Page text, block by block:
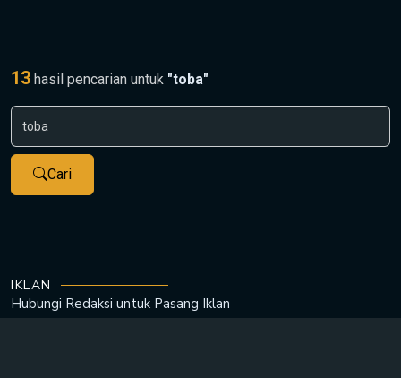
13 hasil pencarian untuk "toba"
Cari
IKLAN
Hubungi Redaksi untuk Pasang Iklan